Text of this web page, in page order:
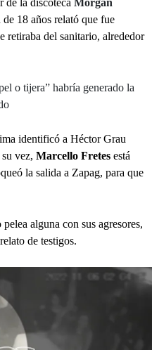
de la discoteca Morgan
18 años relató que fue
retiraba del sanitario, alrededor
o tijera” habría generado la
identificó a Héctor Grau
vez, Marcello Fretes está
la salida a Zapag, para que
alguna con sus agresores,
de testigos.